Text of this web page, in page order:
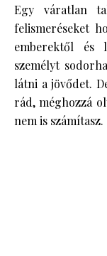
Egy váratlan
felismeréseket
emberektől és
személyt
látni a jövődet.
rád, méghozzá
nem is